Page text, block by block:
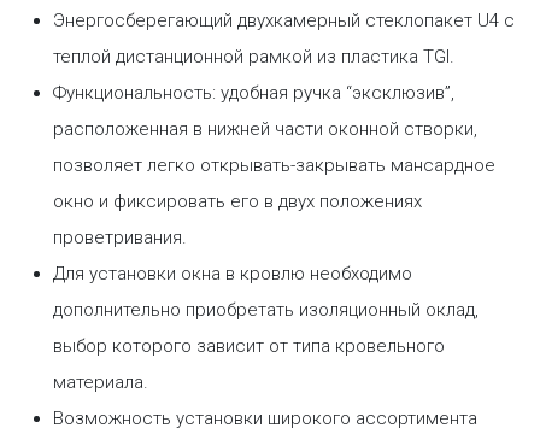
Энергосберегающий двухкамерный стеклопакет U4 с
теплой дистанционной рамкой из пластика TGI.
Функциональность: удобная ручка “эксклюзив”,
расположенная в нижней части оконной створки,
позволяет легко открывать-закрывать мансардное
окно и фиксировать его в двух положениях
проветривания.
Для установки окна в кровлю необходимо
дополнительно приобретать изоляционный оклад,
выбор которого зависит от типа кровельного
материала.
Возможность установки широкого ассортимента